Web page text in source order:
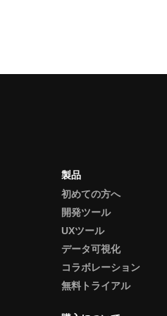
製品
初めての方へ
開発ツール
UXツール
データ可視化
コラボレーション
無料トライアル